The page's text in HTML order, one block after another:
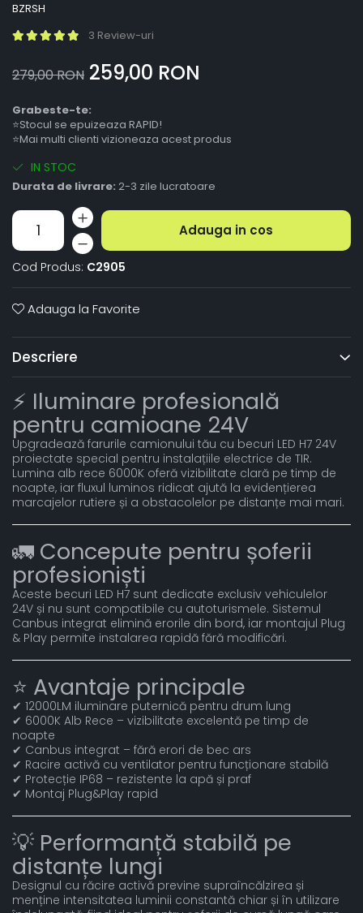
BZRSH
3 Review-uri
279,00 RON 259,00 RON
Grabeste-te:
⭐Stocul se epuizeaza RAPID!
⭐Mai multi clienti vizioneaza acest produs
IN STOC
Durata de livrare: 2-3 zile lucratoare
Adauga in cos
Cod Produs: C2905
Adauga la Favorite
Descriere
⚡ Iluminare profesională
pentru camioane 24V
Upgradează farurile camionului tău cu becuri LED H7 24V
proiectate special pentru instalațiile electrice de TIR.
Lumina alb rece 6000K oferă vizibilitate clară pe timp de
noapte, iar fluxul luminos ridicat ajută la evidențierea
marcajelor rutiere și a obstacolelor pe distanțe mai mari.
🚛 Concepute pentru șoferii
profesioniști
Aceste becuri LED H7 sunt dedicate exclusiv vehiculelor
24V și nu sunt compatibile cu autoturismele. Sistemul
Canbus integrat elimină erorile din bord, iar montajul Plug
& Play permite instalarea rapidă fără modificări.
⭐ Avantaje principale
✔ 12000LM iluminare puternică pentru drum lung
✔ 6000K Alb Rece – vizibilitate excelentă pe timp de
noapte
✔ Canbus integrat – fără erori de bec ars
✔ Racire activă cu ventilator pentru funcționare stabilă
✔ Protecție IP68 – rezistente la apă și praf
✔ Montaj Plug&Play rapid
💡 Performanță stabilă pe
distanțe lungi
Designul cu răcire activă previne supraîncălzirea și
menține intensitatea luminii constantă chiar și în utilizare